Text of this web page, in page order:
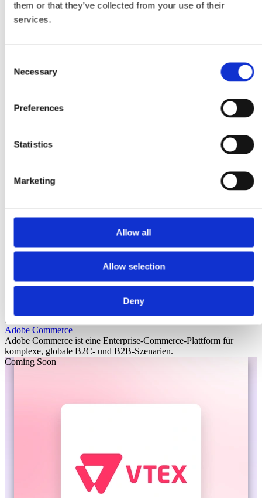
them or that they’ve collected from your use of their
services.
Consent
Selection
Necessary
Preferences
Statistics
Marketing
Allow all
Allow selection
Deny
Laioutr
Emporix
Emporix ist eine composable, API-first Commerce-Plattform für
skalierbare B2B- und B2C-Szenarien.
Laioutr
Adobe Commerce
Adobe Commerce ist eine Enterprise-Commerce-Plattform für
komplexe, globale B2C- und B2B-Szenarien.
Coming Soon